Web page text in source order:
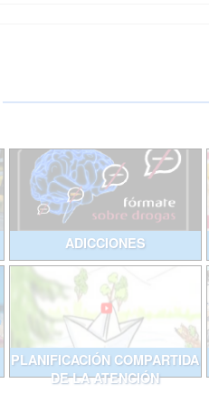
ADICCIONES
PLANIFICACIÓN COMPARTIDA
DE LA ATENCIÓN